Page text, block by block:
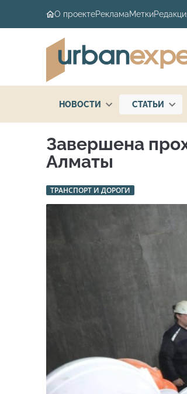
О проектеРекламаМетки
НОВОСТИ СТАТЬИ
Завершена
Алматы
ТРАНСПОРТ И ДОРОГИ